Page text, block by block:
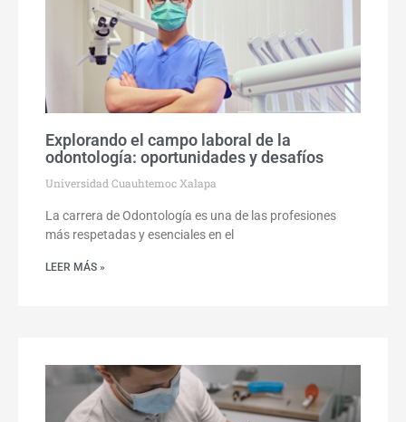
Explorando el campo laboral de la
odontología: oportunidades y desafíos
Universidad Cuauhtemoc Xalapa
La carrera de Odontología es una de las profesiones
más respetadas y esenciales en el
LEER MÁS »